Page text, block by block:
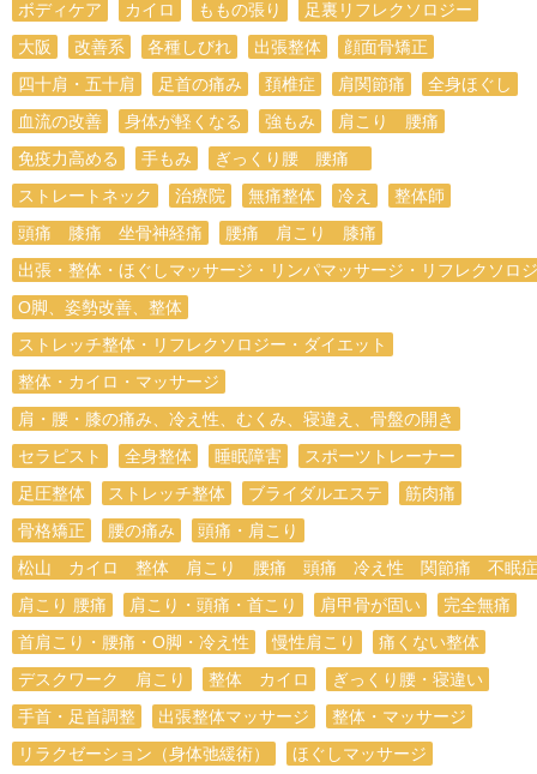
ボディケア カイロ ももの張り
足裏リフレクソロジー
大阪
改善系 各種しびれ 出張整体
顔面骨矯正
四十肩・五十肩
足首の痛み 頚椎症 肩関節痛
全身ほぐし
血流の改善
身体が軽くなる 強もみ
肩こり 腰痛
免疫力高める
手もみ
ぎっくり腰 腰痛
ストレートネック
治療院 無痛整体 冷え
整体師
頭痛 膝痛 坐骨神経痛
腰痛 肩こり 膝痛
出張・整体・ほぐしマッサージ・リンパマッサージ・リフレクソロ
O脚、姿勢改善、整体
ストレッチ整体・リフレクソロジー・ダイエット
整体・カイロ・マッサージ
肩・腰・膝の痛み、冷え性、むくみ、寝違え、骨盤の開き
セラピスト
全身整体 睡眠障害
スポーツトレーナー
足圧整体
ストレッチ整体 ブライダルエステ
筋肉痛
骨格矯正
腰の痛み
頭痛・肩こり
松山 カイロ 整体 肩こり 腰痛 頭痛 冷え性 関節痛 不眠
肩こり 腰痛
肩こり・頭痛・首こり 肩甲骨が固い
完全無痛
首肩こり・腰痛・O脚・冷え性
慢性肩こり
痛くない整体
デスクワーク 肩こり
整体 カイロ
ぎっくり腰・寝違い
手首・足首調整
出張整体マッサージ
整体・マッサージ
リラクゼーション（身体弛緩術）
ほぐしマッサージ